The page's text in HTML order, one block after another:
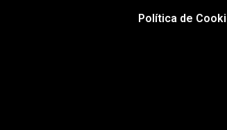
Política de